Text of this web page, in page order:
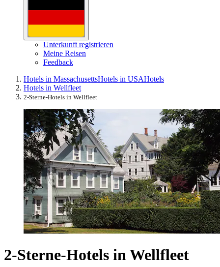
Unterkunft registrieren
Meine Reisen
Feedback
Hotels in MassachusettsHotels in USAHotels
Hotels in Wellfleet
2-Sterne-Hotels in Wellfleet
2-Sterne-Hotels in Wellfleet